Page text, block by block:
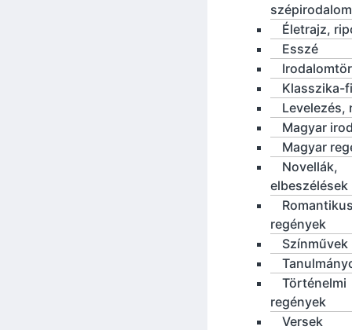
szépirodalom
Életrajz,
Esszé
Klasszika-
Levelezés,
Magyar
Magyar
Novellák,
elbeszélések
regények
Színművek
Történelmi
regények
Versek